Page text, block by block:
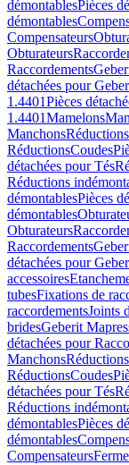
démontablesPièces
démontables
Compensateurs
Obturateurs
Raccordements
détachées pour
1.4401Pièces
1.4401Mamelons
ManchonsRéductions
RéductionsCoudes
détachées pour Tés
Réductions
démontablesPièces
démontables
Obturateurs
Raccordements
détachées pour
accessoires
tubesFixations de
raccordementsJoints
bridesGeberit
détachées pour
ManchonsRéductions
RéductionsCoudes
détachées pour Tés
Réductions
démontablesPièces
démontables
Compensateurs